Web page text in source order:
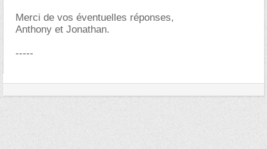
Merci de vos éventuelles réponses,
Anthony et Jonathan.
-----